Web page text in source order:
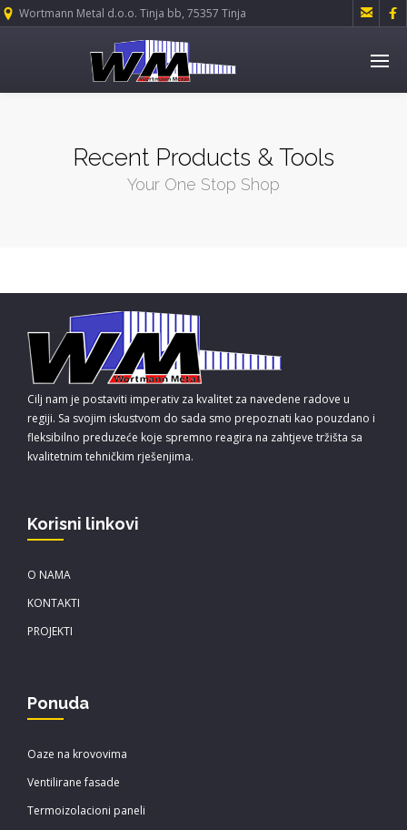
Wortmann Metal d.o.o. Tinja bb, 75357 Tinja  
Recent Products & Tools
Your One Stop Shop
Cilj nam je postaviti imperativ za kvalitet za navedene radove u
regiji. Sa svojim iskustvom do sada smo prepoznati kao pouzdano i
fleksibilno preduzeće koje spremno reagira na zahtjeve tržišta sa
kvalitetnim tehničkim rješenjima.
Korisni linkovi
O NAMA
KONTAKTI
PROJEKTI
Ponuda
Oaze na krovovima
Ventilirane fasade
Termoizolacioni paneli